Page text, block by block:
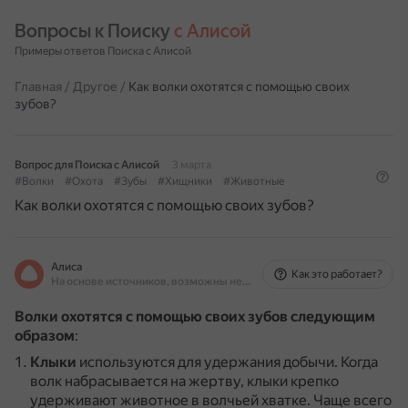
Вопросы к Поиску с Алисой
Примеры ответов Поиска с Алисой
Главная / Другое / Как волки охотятся с помощью своих
зубов?
Вопрос для Поиска с Алисой
3 марта
#Волки
#Охота #Зубы #Хищники #Животные
Как волки охотятся с помощью своих зубов?
Алиса
На основе источников, возможны неточности
Как это работает?
Волки охотятся с помощью своих зубов следующим
образом:
Клыки используются для удержания добычи. Когда
волк набрасывается на жертву, клыки крепко
удерживают животное в волчьей хватке. Чаще всего